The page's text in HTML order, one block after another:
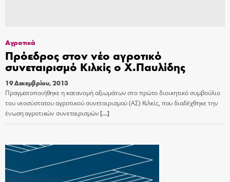
Αγροτικά
Πρόεδρος στον νέο αγροτικό
συνεταιρισμό Κιλκίς ο Χ.Παυλίδης
19 Δεκεμβρίου, 2013
Πραγματοποιήθηκε η κατανομή αξιωμάτων στο πρώτο διοικητικό συμβούλιο
του νεοσύστατου αγροτικού συνεταιρισμού (ΑΣ) Κιλκίς, που διαδέχθηκε την
ένωση αγροτικών συνεταιρισμών[…]